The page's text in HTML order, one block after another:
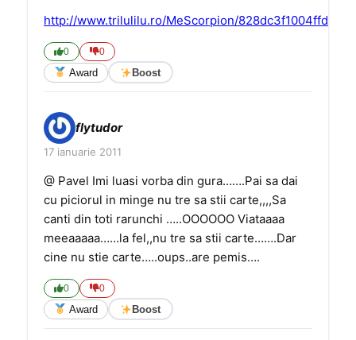
http://www.trilulilu.ro/MeScorpion/828dc3f1004ffd
0 0
Award Boost
flytudor
17 ianuarie 2011
@ Pavel Imi luasi vorba din gura…….Pai sa dai
cu piciorul in minge nu tre sa stii carte,,,,Sa
canti din toti rarunchi …..OOOOOO Viataaaa
meeaaaaa……la fel,,nu tre sa stii carte…….Dar
cine nu stie carte…..oups..are pemis….
0 0
Award Boost